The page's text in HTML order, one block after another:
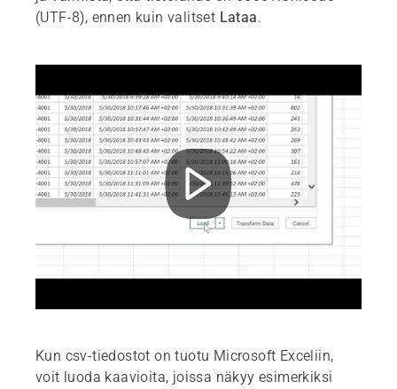
(UTF-8), ennen kuin valitset Lataa.
Kun csv-tiedostot on tuotu Microsoft Exceliin,
voit luoda kaavioita, joissa näkyy esimerkiksi